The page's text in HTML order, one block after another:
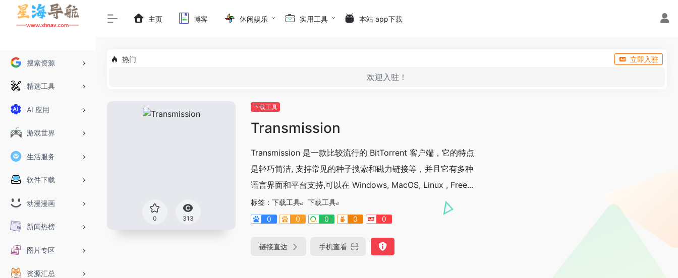
搜索资源
精选工具
AI 应用
游戏世界
生活服务
软件下载
动漫漫画
新闻热榜
图片专区
资源汇总
主页 博客 休闲娱乐 实用工具 本站 app下载
热门 立即入驻
欢迎入驻！
0 313
下载工具
Transmission
Transmission 是一款比较流行的 BitTorrent 客户端，它的特点
是轻巧简洁, 支持常见的种子搜索和磁力链接等，并且它有多种
语言界面和平台支持,可以在 Windows, MacOS, Linux , Free...
标签： 下载工具
下载工具
0
0 0 0 0
链接直达 手机查看